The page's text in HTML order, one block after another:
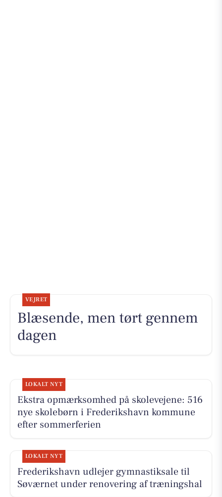
VEJRET
Blæsende, men tørt gennem
dagen
LOKALT NYT
Ekstra opmærksomhed på skolevejene: 516
nye skolebørn i Frederikshavn kommune
efter sommerferien
LOKALT NYT
Frederikshavn udlejer gymnastiksale til
Søværnet under renovering af træningshal